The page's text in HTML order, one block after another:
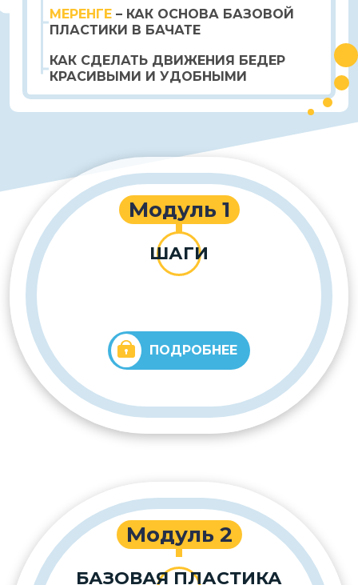
МЕРЕНГЕ – КАК ОСНОВА БАЗОВОЙ
ПЛАСТИКИ В БАЧАТЕ
КАК СДЕЛАТЬ ДВИЖЕНИЯ БЕДЕР
КРАСИВЫМИ И УДОБНЫМИ
Модуль 1
ШАГИ
ПОДРОБНЕЕ
Модуль 2
БАЗОВАЯ ПЛАСТИКА